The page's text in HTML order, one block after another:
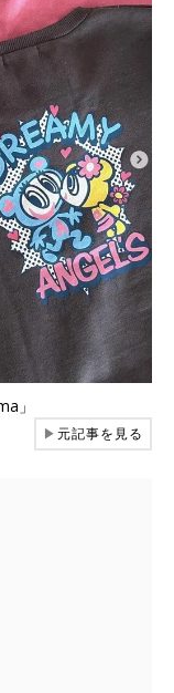
」
▶元記事を見る